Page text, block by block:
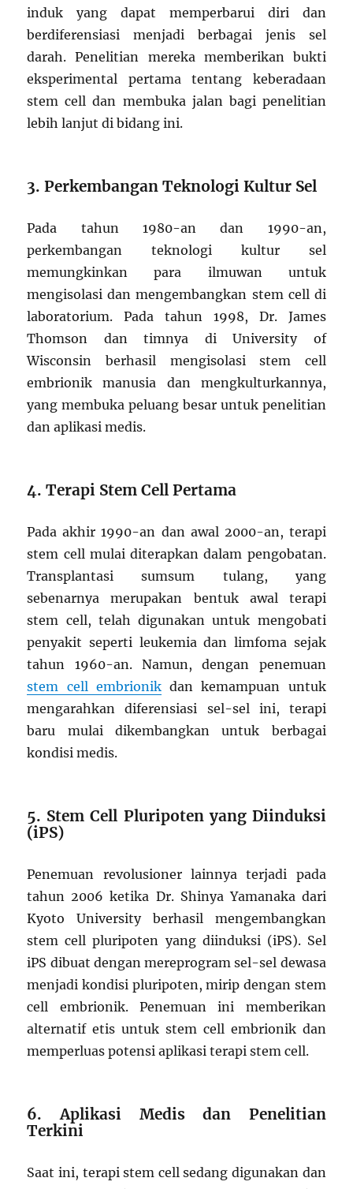
induk yang dapat memperbarui diri dan
berdiferensiasi menjadi berbagai jenis sel
darah. Penelitian mereka memberikan bukti
eksperimental pertama tentang keberadaan
stem cell dan membuka jalan bagi penelitian
lebih lanjut di bidang ini.
3. Perkembangan Teknologi Kultur Sel
Pada tahun 1980-an dan 1990-an,
perkembangan teknologi kultur sel
memungkinkan para ilmuwan untuk
mengisolasi dan mengembangkan stem cell di
laboratorium. Pada tahun 1998, Dr. James
Thomson dan timnya di University of
Wisconsin berhasil mengisolasi stem cell
embrionik manusia dan mengkulturkannya,
yang membuka peluang besar untuk penelitian
dan aplikasi medis.
4. Terapi Stem Cell Pertama
Pada akhir 1990-an dan awal 2000-an, terapi
stem cell mulai diterapkan dalam pengobatan.
Transplantasi sumsum tulang, yang
sebenarnya merupakan bentuk awal terapi
stem cell, telah digunakan untuk mengobati
penyakit seperti leukemia dan limfoma sejak
tahun 1960-an. Namun, dengan penemuan
stem cell embrionikdan kemampuan untuk
mengarahkan diferensiasi sel-sel ini, terapi
baru mulai dikembangkan untuk berbagai
kondisi medis.
5. Stem Cell Pluripoten yang Diinduksi
(iPS)
Penemuan revolusioner lainnya terjadi pada
tahun 2006 ketika Dr. Shinya Yamanaka dari
Kyoto University berhasil mengembangkan
stem cell pluripoten yang diinduksi (iPS). Sel
iPS dibuat dengan mereprogram sel-sel dewasa
menjadi kondisi pluripoten, mirip dengan stem
cell embrionik. Penemuan ini memberikan
alternatif etis untuk stem cell embrionik dan
memperluas potensi aplikasi terapi stem cell.
6. Aplikasi Medis dan Penelitian
Terkini
Saat ini, terapi stem cell sedang digunakan dan